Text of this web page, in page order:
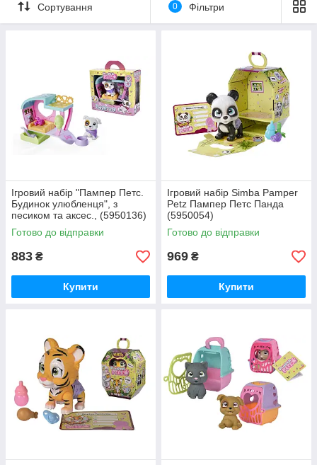
Сортування 0 Фільтри
Ігровий набір "Пампер Петс.
Будинок улюбленця", з
песиком та аксес., (5950136)
Готово до відправки
883 ₴
Купити
Ігровий набір Simba Pamper
Petz Пампер Петс Панда
(5950054)
Готово до відправки
969 ₴
Купити